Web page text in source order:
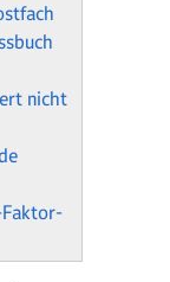
nicht